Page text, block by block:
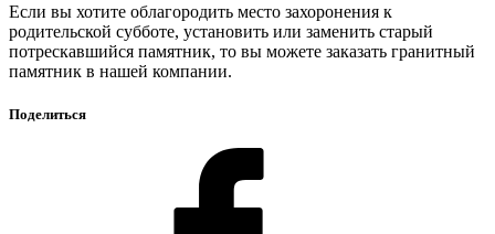
Если вы хотите облагородить место захоронения к
родительской субботе, установить или заменить старый
потрескавшийся памятник, то вы можете заказать гранитный
памятник в нашей компании.
Поделиться